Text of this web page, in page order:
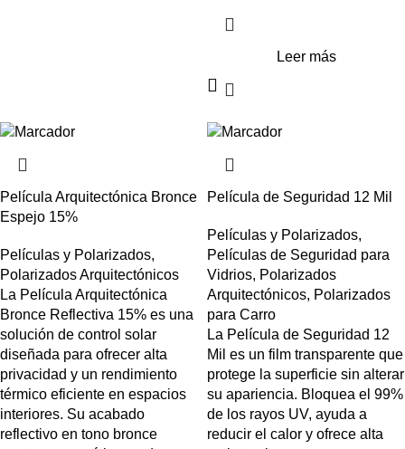
Leer más
Película Arquitectónica Bronce
Espejo 15%
Películas y Polarizados,
Polarizados Arquitectónicos
La Película Arquitectónica
Bronce Reflectiva 15% es una
solución de control solar
diseñada para ofrecer alta
privacidad y un rendimiento
térmico eficiente en espacios
interiores. Su acabado
reflectivo en tono bronce
Película de Seguridad 12 Mil
Películas y Polarizados,
Películas de Seguridad para
Vidrios, Polarizados
Arquitectónicos, Polarizados
para Carro
La Película de Seguridad 12
Mil es un film transparente que
protege la superficie sin alterar
su apariencia. Bloquea el 99%
de los rayos UV, ayuda a
reducir el calor y ofrece alta